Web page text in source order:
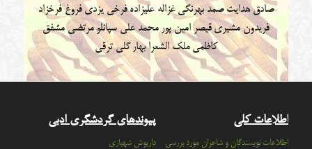
صادق هدایتصمد بهرنگی غزاله علیزادهفرخی یزدی فروغ فرخزاد
فریدون مشیری قیصر امین پور محمد علی سپانلومرتضی مشفق
کاظمی ملک الشعرا بهار گلی ترقی
اطلاعات کلی
اطلاعات نویسندگان و شاعران مورد بررسی
پیوندهای گردشگری ادبی
داریوش شهبازی